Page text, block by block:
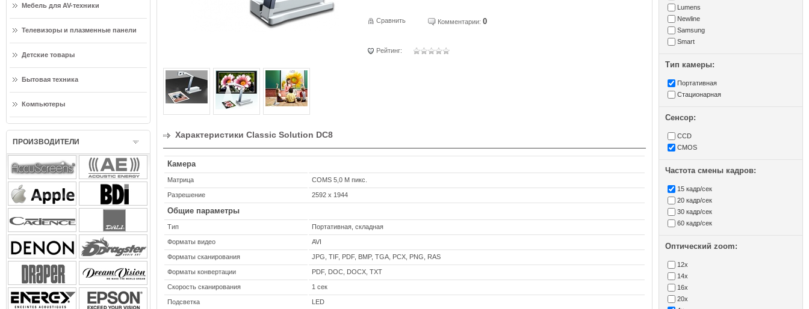
Мебель для AV-техники
Телевизоры и плазменные панели
Детские товары
Бытовая техника
Компьютеры
ПРОИЗВОДИТЕЛИ
Сравнить Комментарии: 0
Рейтинг:
Характеристики Classic Solution DC8
Камера
Матрица COMS 5,0 М пикс.
Разрешение 2592 х 1944
Общие параметры
Тип Портативная, складная
Форматы видео AVI
Форматы сканирования JPG, TIF, PDF, BMP, TGA, PCX, PNG, RAS
Форматы конвертации PDF, DOC, DOCX, TXT
Скорость сканирования 1 сек
Подсветка LED
Lumens
Newline
Samsung
Smart
Тип камеры:
Портативная
Стационарная
Сенсор:
CCD
CMOS
Частота смены кадров:
15 кадр/сек
20 кадр/сек
30 кадр/сек
60 кадр/сек
Оптический zoom:
12x
14x
16x
20x